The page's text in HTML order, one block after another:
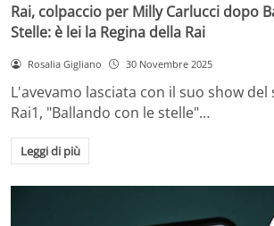
Rai, colpaccio per Milly Carlucci dopo
Stelle: è lei la Regina della Rai
Rosalia Gigliano 30 Novembre 2025
L'avevamo lasciata con il suo show del
Rai1, "Ballando con le stelle"…
Leggi di più